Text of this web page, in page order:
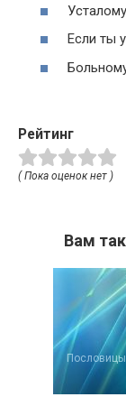
Если ты
Рейтинг
( Пока оценок нет )
Вам